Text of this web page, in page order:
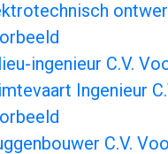
ingenieur C.V.
Ingenieur
C.V.